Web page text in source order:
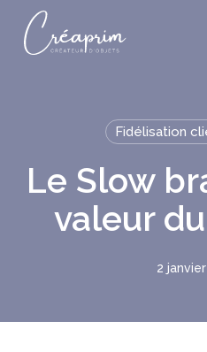
main
Fidélisation
Le Slow
valeur
2